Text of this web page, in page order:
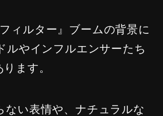
ィルター』ブームの背景に
ルやインフルエンサーたち
ます。
ない表情や、ナチュラルな